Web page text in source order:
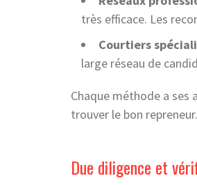
très efficace. Les
Courtiers
large réseau de
Chaque méthode a
trouver le bon repreneur.
Due diligence et